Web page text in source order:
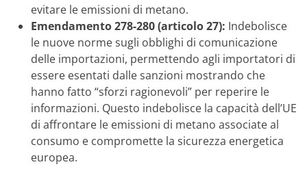
evitare le emissioni di metano.
Emendamento 278-280 (articolo 27): Indebolisce
le nuove norme sugli obblighi di comunicazione
delle importazioni, permettendo agli importatori di
essere esentati dalle sanzioni mostrando che
hanno fatto “sforzi ragionevoli” per reperire le
informazioni. Questo indebolisce la capacità dell’UE
di affrontare le emissioni di metano associate al
consumo e compromette la sicurezza energetica
europea.